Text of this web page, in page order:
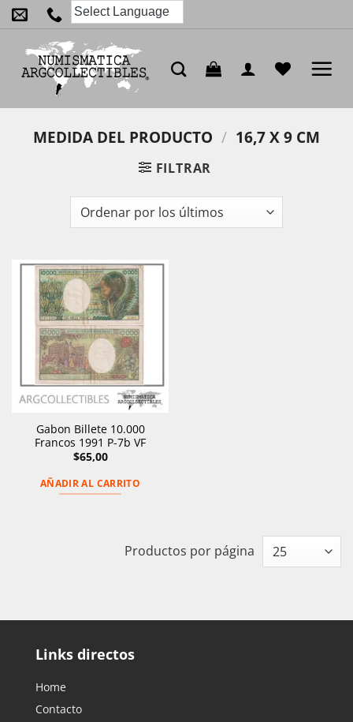
Saltar
al
contenido
MEDIDA DEL PRODUCTO / 16,7 X 9 CM
FILTRAR
Gabon Billete 10.000
Francos 1991 P-7b VF
$65,00
AÑADIR AL CARRITO
Productos por página
Links directos
Home
Contacto